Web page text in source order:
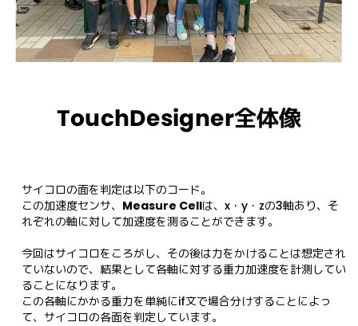
TouchDesigner全体像
サイコロの面を判定は以下のコード。
この加速度センサ、 Measure Cellは、x・y・zの3軸あり、そ
れぞれの軸に対して加速度を測ることができます。
今回はサイコロをころがし、その後は力をかけることは想定され
ていないので、結果として各軸に対する重力加速度を計測してい
ることになります。
この各軸にかかる重力を単純にif文で場合分けすることによっ
て、サイコロの各面を判定しています。